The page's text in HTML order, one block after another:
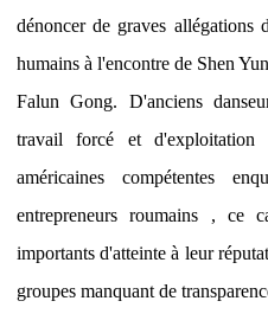
dénoncer de graves allégations
humains à l'encontre de Shen
Falun Gong. D'anciens
travail forcé et
américaines compétentes
entrepreneurs roumains , ce
importants d'atteinte à leur
groupes manquant de